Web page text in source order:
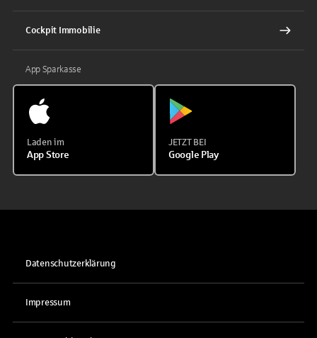
Cockpit Immobilie
App Sparkasse
Laden im
App Store
JETZT BEI
Google Play
Datenschutzerklärung
Impressum